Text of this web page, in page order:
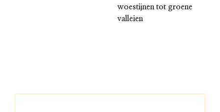
woestijnen tot groene
valleien